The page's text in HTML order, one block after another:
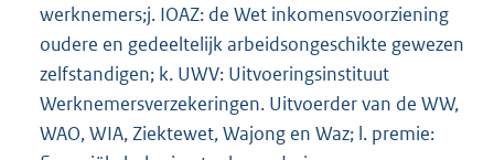
werknemers;j. IOAZ: de Wet inkomensvoorziening
oudere en gedeeltelijk arbeidsongeschikte gewezen
zelfstandigen; k. UWV: Uitvoeringsinstituut
Werknemersverzekeringen. Uitvoerder van de WW,
WAO, WIA, Ziektewet, Wajong en Waz; l. premie: